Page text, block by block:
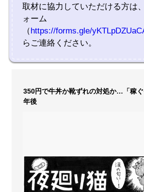
取材に協力していただける方は
ォーム
（https://forms.gle/
らご連絡ください。
350円で牛丼か靴ずれの対処か…「稼
年後